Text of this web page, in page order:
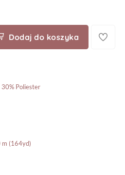
Dodaj do koszyka
30% Poliester
m (164yd)